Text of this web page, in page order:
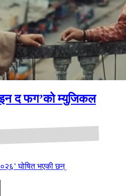
द फग’को म्युजिकल
घोषित भएकी छन्